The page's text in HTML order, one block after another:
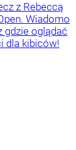
z Rebeccą
Wiadomo
gdzie oglądać
dla kibiców!